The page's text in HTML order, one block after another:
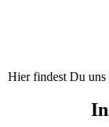
Hier findest Du